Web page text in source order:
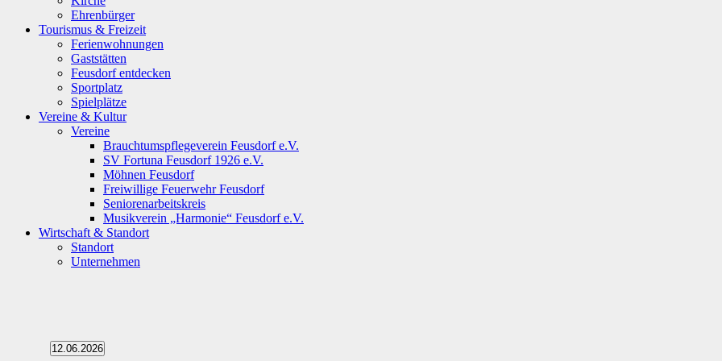
Ehrenbürger
Tourismus & Freizeit
Ferienwohnungen
Gaststätten
Feusdorf entdecken
Sportplatz
Spielplätze
Vereine & Kultur
Vereine
Brauchtumspflegeverein Feusdorf e.V.
SV Fortuna Feusdorf 1926 e.V.
Möhnen Feusdorf
Freiwillige Feuerwehr Feusdorf
Seniorenarbeitskreis
Musikverein „Harmonie“ Feusdorf e.V.
Wirtschaft & Standort
Standort
Unternehmen
Veranstaltungen
12.06.2026